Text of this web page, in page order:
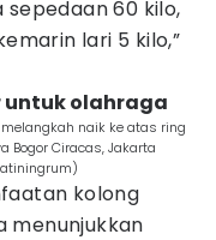
sepedaan 60 kilo,
lari 5 kilo,”
untuk olahraga
melangkah naik ke atas ring
Bogor Ciracas, Jakarta
kolong
menunjukkan